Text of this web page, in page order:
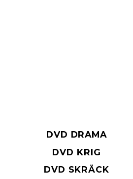
DVD DRAMA
DVD KRIG
DVD SKRÄCK